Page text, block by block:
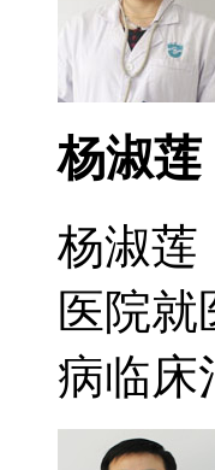
杨淑莲
杨淑莲
医院
病临床